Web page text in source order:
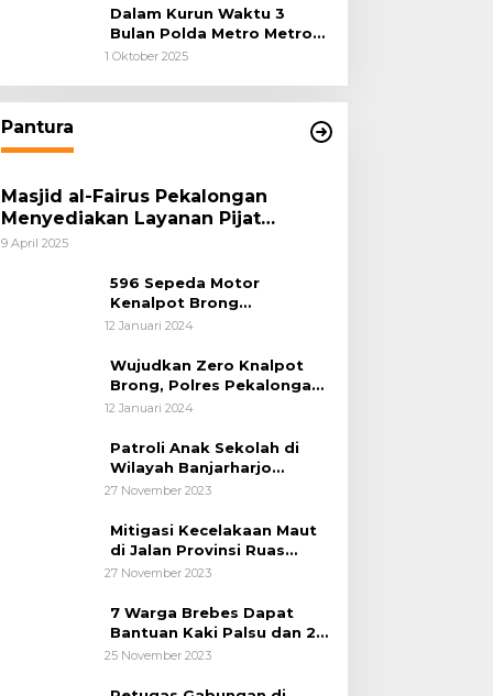
Dalam Kurun Waktu 3
Bulan Polda Metro Metro
Ungkap 1,14 Ton Narkoba
1 Oktober 2025
Pantura
Masjid al-Fairus Pekalongan
Menyediakan Layanan Pijat
hingga Potong Rambut Gratis bagi
9 April 2025
596 Sepeda Motor
Kenalpot Brong
Diamankan Polres
12 Januari 2024
Wujudkan Zero Knalpot
Brong, Polres Pekalongan
Kota Berikan Edukasi
12 Januari 2024
Patroli Anak Sekolah di
Wilayah Banjarharjo
Brebes
27 November 2023
Mitigasi Kecelakaan Maut
di Jalan Provinsi Ruas
Banjarharjo-Salem
27 November 2023
7 Warga Brebes Dapat
Bantuan Kaki Palsu dan 2
Operasi Bibir Sumbing
25 November 2023